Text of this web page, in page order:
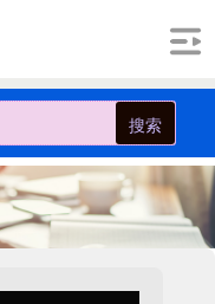
搜索